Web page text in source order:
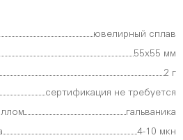
ювелирный сплав
55х55 мм
2 г
сертификация не требуется
гальваника
4-10 мкн